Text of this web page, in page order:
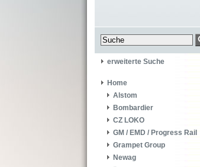
erweiterte Suche
Home
Alstom
Bombardier
CZ LOKO
GM / EMD / Progress Rail
Grampet Group
Newag